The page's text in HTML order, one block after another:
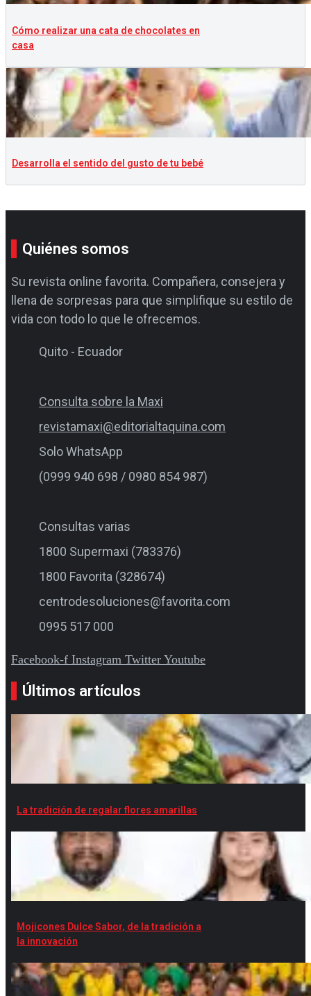
Cómo realizar una cata de chocolates en
casa
Desarrolla el sentido del gusto de tu bebé
Quiénes somos
Su revista online favorita. Compañera, consejera y
llena de sorpresas para que simplifique su estilo de
vida con todo lo que le ofrecemos.
Quito - Ecuador
Consulta sobre la Maxi
revistamaxi@editorialtaquina.com
Solo WhatsApp
(0999 940 698 / 0980 854 987)
Consultas varias
1800 Supermaxi (783376)
1800 Favorita (328674)
centrodesoluciones@favorita.com
0995 517 000
Facebook-f Instagram Twitter Youtube
Últimos artículos
La tradición de regalar flores amarillas
Mojicones Dulce Sabor, de la tradición a
la innovación